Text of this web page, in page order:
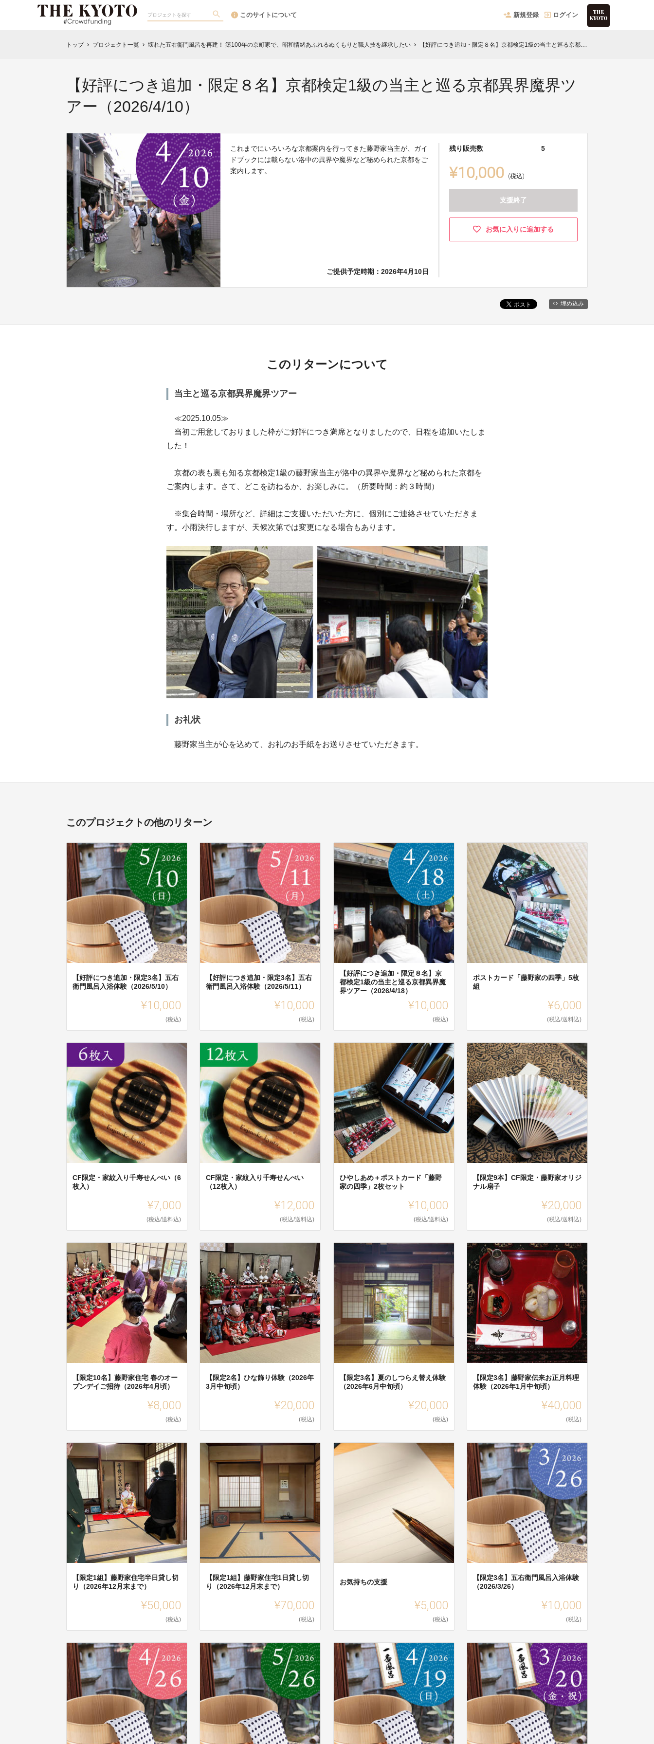
このサイトについて 新規登録 ログイン
トップ chevron_right プロジェクト一覧 chevron_right 壊れた五右衛門風呂を再建！ 築100年の京町家で、昭和情緒あふれるぬくもりと職人技を継承したい chevron_right 【好評につき追加・限定８名】京都検定1級の当主と巡る京都異界魔界ツアー（2026/4/10）
【好評につき追加・限定８名】京都検定1級の当主と巡る京都異界魔界ツ
アー（2026/4/10）
これまでにいろいろな京都案内を行ってきた藤野家当主が、ガイ
ドブックには載らない洛中の異界や魔界など秘められた京都をご
案内します。
ご提供予定時期：2026年4月10日
残り販売数 5
¥10,000 (税込)
支援終了
お気に入りに追加する
埋め込み
このリターンについて
当主と巡る京都異界魔界ツアー
≪2025.10.05≫
当初ご用意しておりました枠がご好評につき満席となりましたので、日程を追加いたしま
した！
京都の表も裏も知る京都検定1級の藤野家当主が洛中の異界や魔界など秘められた京都を
ご案内します。さて、どこを訪ねるか、お楽しみに。（所要時間：約３時間）
※集合時間・場所など、詳細はご支援いただいた方に、個別にご連絡させていただきま
す。小雨決行しますが、天候次第では変更になる場合もあります。
お礼状
藤野家当主が心を込めて、お礼のお手紙をお送りさせていただきます。
このプロジェクトの他のリターン
【好評につき追加・限定3名】五右
衛門風呂入浴体験（2026/5/10）
¥10,000
(税込)
【好評につき追加・限定3名】五右
衛門風呂入浴体験（2026/5/11）
¥10,000
(税込)
【好評につき追加・限定８名】京
都検定1級の当主と巡る京都異界魔
界ツアー（2026/4/18）
¥10,000
(税込)
ポストカード「藤野家の四季」5枚
組
¥6,000
(税込/送料込)
CF限定・家紋入り千寿せんべい（6
枚入）
¥7,000
(税込/送料込)
CF限定・家紋入り千寿せんべい
（12枚入）
¥12,000
(税込/送料込)
ひやしあめ＋ポストカード「藤野
家の四季」2枚セット
¥10,000
(税込/送料込)
【限定9本】CF限定・藤野家オリジ
ナル扇子
¥20,000
(税込/送料込)
【限定10名】藤野家住宅 春のオー
プンデイご招待（2026年4月頃）
¥8,000
(税込)
【限定2名】ひな飾り体験（2026年
3月中旬頃）
¥20,000
(税込)
【限定3名】夏のしつらえ替え体験
（2026年6月中旬頃）
¥20,000
(税込)
【限定3名】藤野家伝来お正月料理
体験（2026年1月中旬頃）
¥40,000
(税込)
【限定1組】藤野家住宅半日貸し切
り（2026年12月末まで）
¥50,000
(税込)
【限定1組】藤野家住宅1日貸し切
り（2026年12月末まで）
¥70,000
(税込)
お気持ちの支援
¥5,000
(税込)
【限定3名】五右衛門風呂入浴体験
（2026/3/26）
¥10,000
(税込)